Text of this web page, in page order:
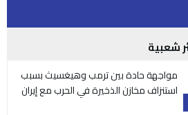
شعبية
مواجهة حادة بين ترمب وهيغسيث بسبب
استنزاف مخازن الذخيرة في الحرب مع إيران